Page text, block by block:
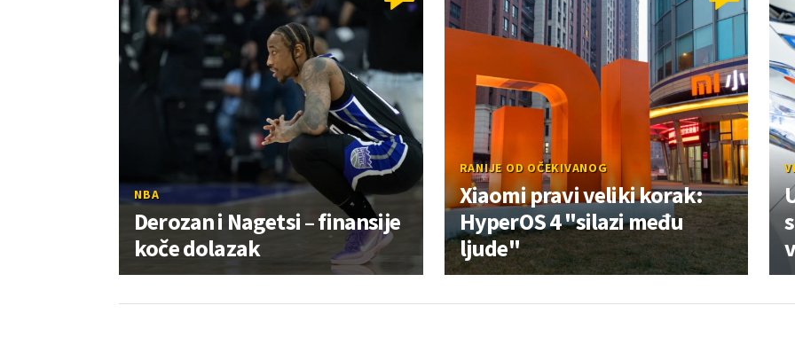
NBA
Derozan i Nagetsi – finansije
koče dolazak
RANIJE OD OČEKIVANOG
Xiaomi pravi veliki korak:
HyperOS 4 "silazi među
ljude"